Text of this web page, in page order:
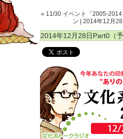
« 11/30 イベント「2005-
ン
2014年12月
2014年12月28日Part0（